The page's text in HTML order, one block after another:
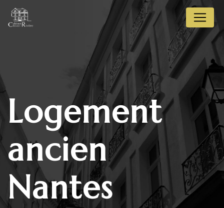
logement
ancien
Nantes
Panneau de gestion des cookies